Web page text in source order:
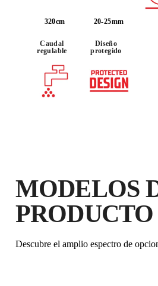
AL
CONSIGUE
PUNTOS
320cm 20-25mm
Caudal
regulable
Diseño
protegido
MODELOS
PRODUCTO
Descubre el amplio espectro de